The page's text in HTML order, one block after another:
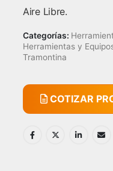
Aire Libre.
Categorías:
Herramientas y
Tramontina
COTIZAR